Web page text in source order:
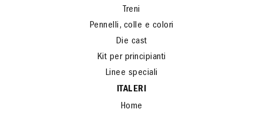
Treni
Pennelli, colle e colori
Die cast
Kit per principianti
Linee speciali
ITALERI
Home